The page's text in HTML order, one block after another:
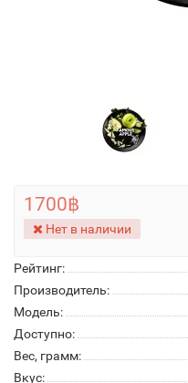
Рейтинг:
Производитель:
Модель:
Доступно:
Вес, грамм:
Вкус:
1700฿
Нет в наличии